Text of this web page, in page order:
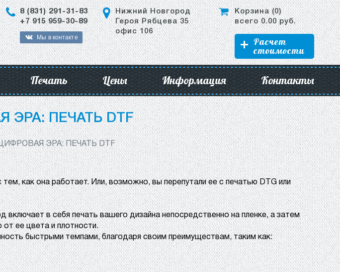
8 (831) 291-31-83
+7 915 959-30-89
Мы в контакте
Нижний Новгород
Героя Рябцева 35
офис 106
Корзина (0)
всего0.00руб.
Расчет
стоимости
Печать Цены Информация Контакты
ЭРА: ПЕЧАТЬ DTF
ЭРА: ПЕЧАТЬ DTF
как она работает. Или, возможно, вы перепутали ее с печатью DTG или
в себя печать вашего дизайна непосредственно на пленке, а затем
от ее цвета и плотности.
быстрыми темпами, благодаря своим преимуществам, таким как: